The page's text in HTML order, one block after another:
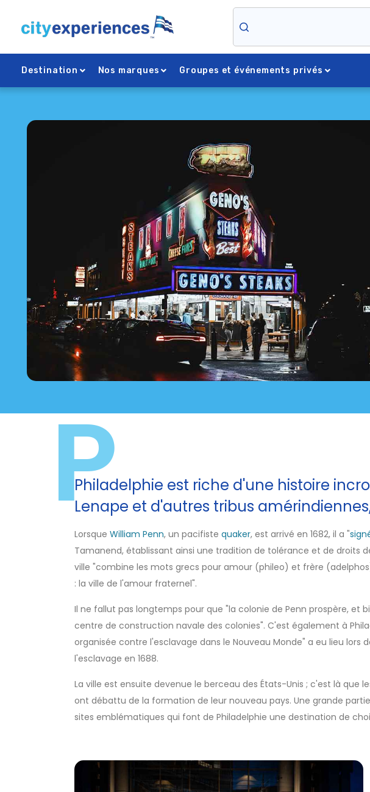
content
Destination Nos marques Groupes et événements privés
P
Philadelphie est riche d'une histoire
Lenape et d'autres tribus
Lorsque William Penn, un pacifiste quaker, est arrivé en 1682, il a "
Tamanend, établissant ainsi une tradition de tolérance et de droits
ville "combine les mots grecs pour amour (phileo) et frère
: la ville de l'amour fraternel".
Il ne fallut pas longtemps pour que "la colonie de Penn prospère, et
centre de construction navale des colonies". C'est également à
organisée contre l'esclavage dans le Nouveau Monde" a eu lieu
l'esclavage en 1688.
La ville est ensuite devenue le berceau des États-Unis ; c'est là que
ont débattu de la formation de leur nouveau pays. Une grande
sites emblématiques qui font de Philadelphie une destination de